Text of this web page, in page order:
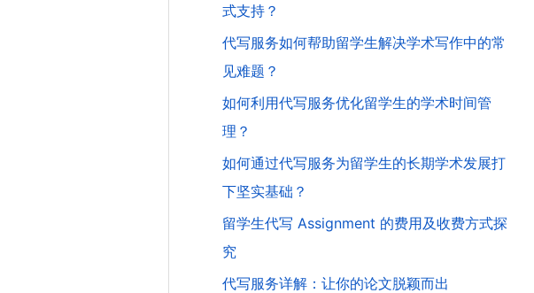
式支持？
代写服务如何帮助留学生解决学术写作中的常
见难题？
如何利用代写服务优化留学生的学术时间管
理？
如何通过代写服务为留学生的长期学术发展打
下坚实基础？
留学生代写 Assignment 的费用及收费方式探
究
代写服务详解：让你的论文脱颖而出